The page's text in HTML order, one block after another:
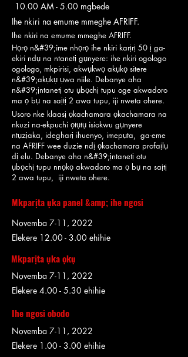
10.00 AM - 5.00 mgbede
Ihe nkiri na emume mmeghe AFRIFF.
Ihe nkiri na emume mmeghe AFRIFF.
Họrọ n&#39;ime nhọrọ ihe nkiri karịrị 50 ị ga-
ekiri ndụ na ntanetị gụnyere: ihe nkiri ogologo
ogologo, mkpirisi, akwụkwọ akụkọ sitere
n&#39;akụkụ ụwa niile. Debanye aha
n&#39;ịntanetị otu ụbọchị tupu oge akwadoro
ma ọ bụ na saịtị 2 awa tupu, iji nweta ohere.
Usoro nke klaasị ọkachamara ọkachamara na
nkuzi na-ekpuchi ọtụtụ isiokwu gụnyere
ntụzịaka, idegharị ihuenyo, imepụta, ga-eme
na AFRIFF wee duzie ndị ọkachamara profaịlụ
dị elu. Debanye aha n&#39;ịntanetị otu
ụbọchị tupu nnọkọ akwadoro ma ọ bụ na saịtị
2 awa tupu, iji nweta ohere.
Mkparịta ụka panel &amp; ihe ngosi
Nọvemba 7-11, 2022
Elekere 12.00 - 3.00 ehihie
Mkparịta ụka ọkụ
Nọvemba 7-11, 2022
Elekere 4.00 - 5.30 ehihie
Ihe ngosi obodo
Nọvemba 7-11, 2022
Elekere 1.00 - 3.00 ehihie